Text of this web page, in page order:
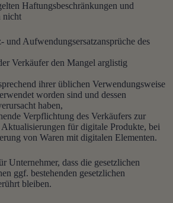
Haftungsbeschränkungen und
nicht
und Aufwendungsersatzansprüche des
Verkäufer den Mangel arglistig
ihrer üblichen Verwendungsweise
worden sind und dessen
haben,
Verpflichtung des Verkäufers zur
für digitale Produkte, bei
von Waren mit digitalen Elementen.
Unternehmer, dass die gesetzlichen
ggf. bestehenden gesetzlichen
bleiben.